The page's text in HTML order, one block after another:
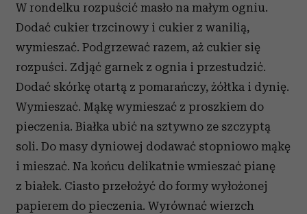
W rondelku rozpuścić masło na małym ogniu.
Dodać cukier trzcinowy i cukier z wanilią,
wymieszać. Podgrzewać razem, aż cukier się
rozpuści. Zdjąć garnek z ognia i przestudzić.
Dodać skórkę otartą z pomarańczy, żółtka i dynię.
Wymieszać. Mąkę wymieszać z proszkiem do
pieczenia. Białka ubić na sztywno ze szczyptą
soli. Do masy dyniowej dodawać stopniowo mąkę
i mieszać. Na końcu delikatnie wmieszać pianę
z białek. Ciasto przełożyć do formy wyłożonej
papierem do pieczenia. Wyrównać wierzch